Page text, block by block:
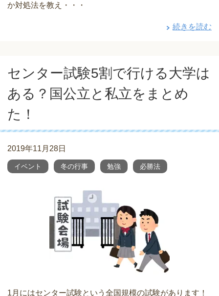
か対処法を教え・・・
続きを読む
センター試験5割で行ける大学は
ある？国公立と私立をまとめ
た！
2019年11月28日
イベント 冬の行事 勉強 必勝法
1月にはセンター試験という全国規模の試験があります！